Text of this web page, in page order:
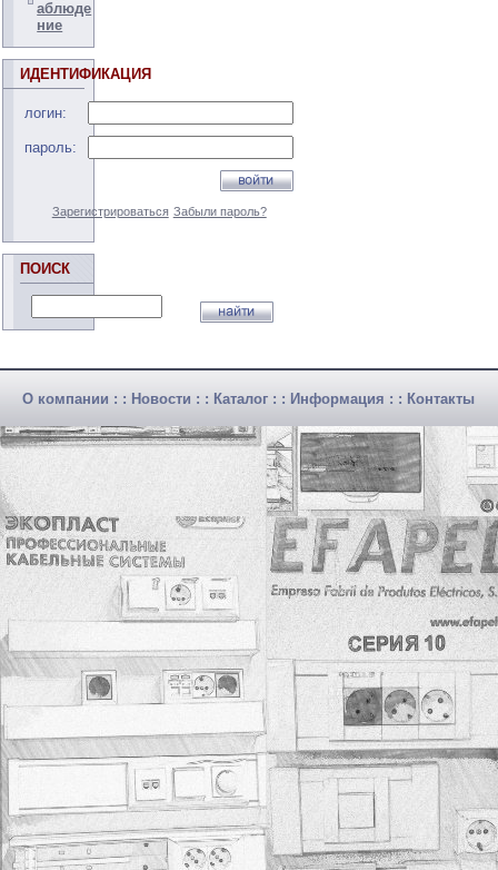
аблюде
ние
ИДЕНТИФИКАЦИЯ
логин:
пароль:
Зарегистрироваться Забыли пароль?
ПОИСК
О компании : : Новости : : Каталог : : Информация : : Контакты